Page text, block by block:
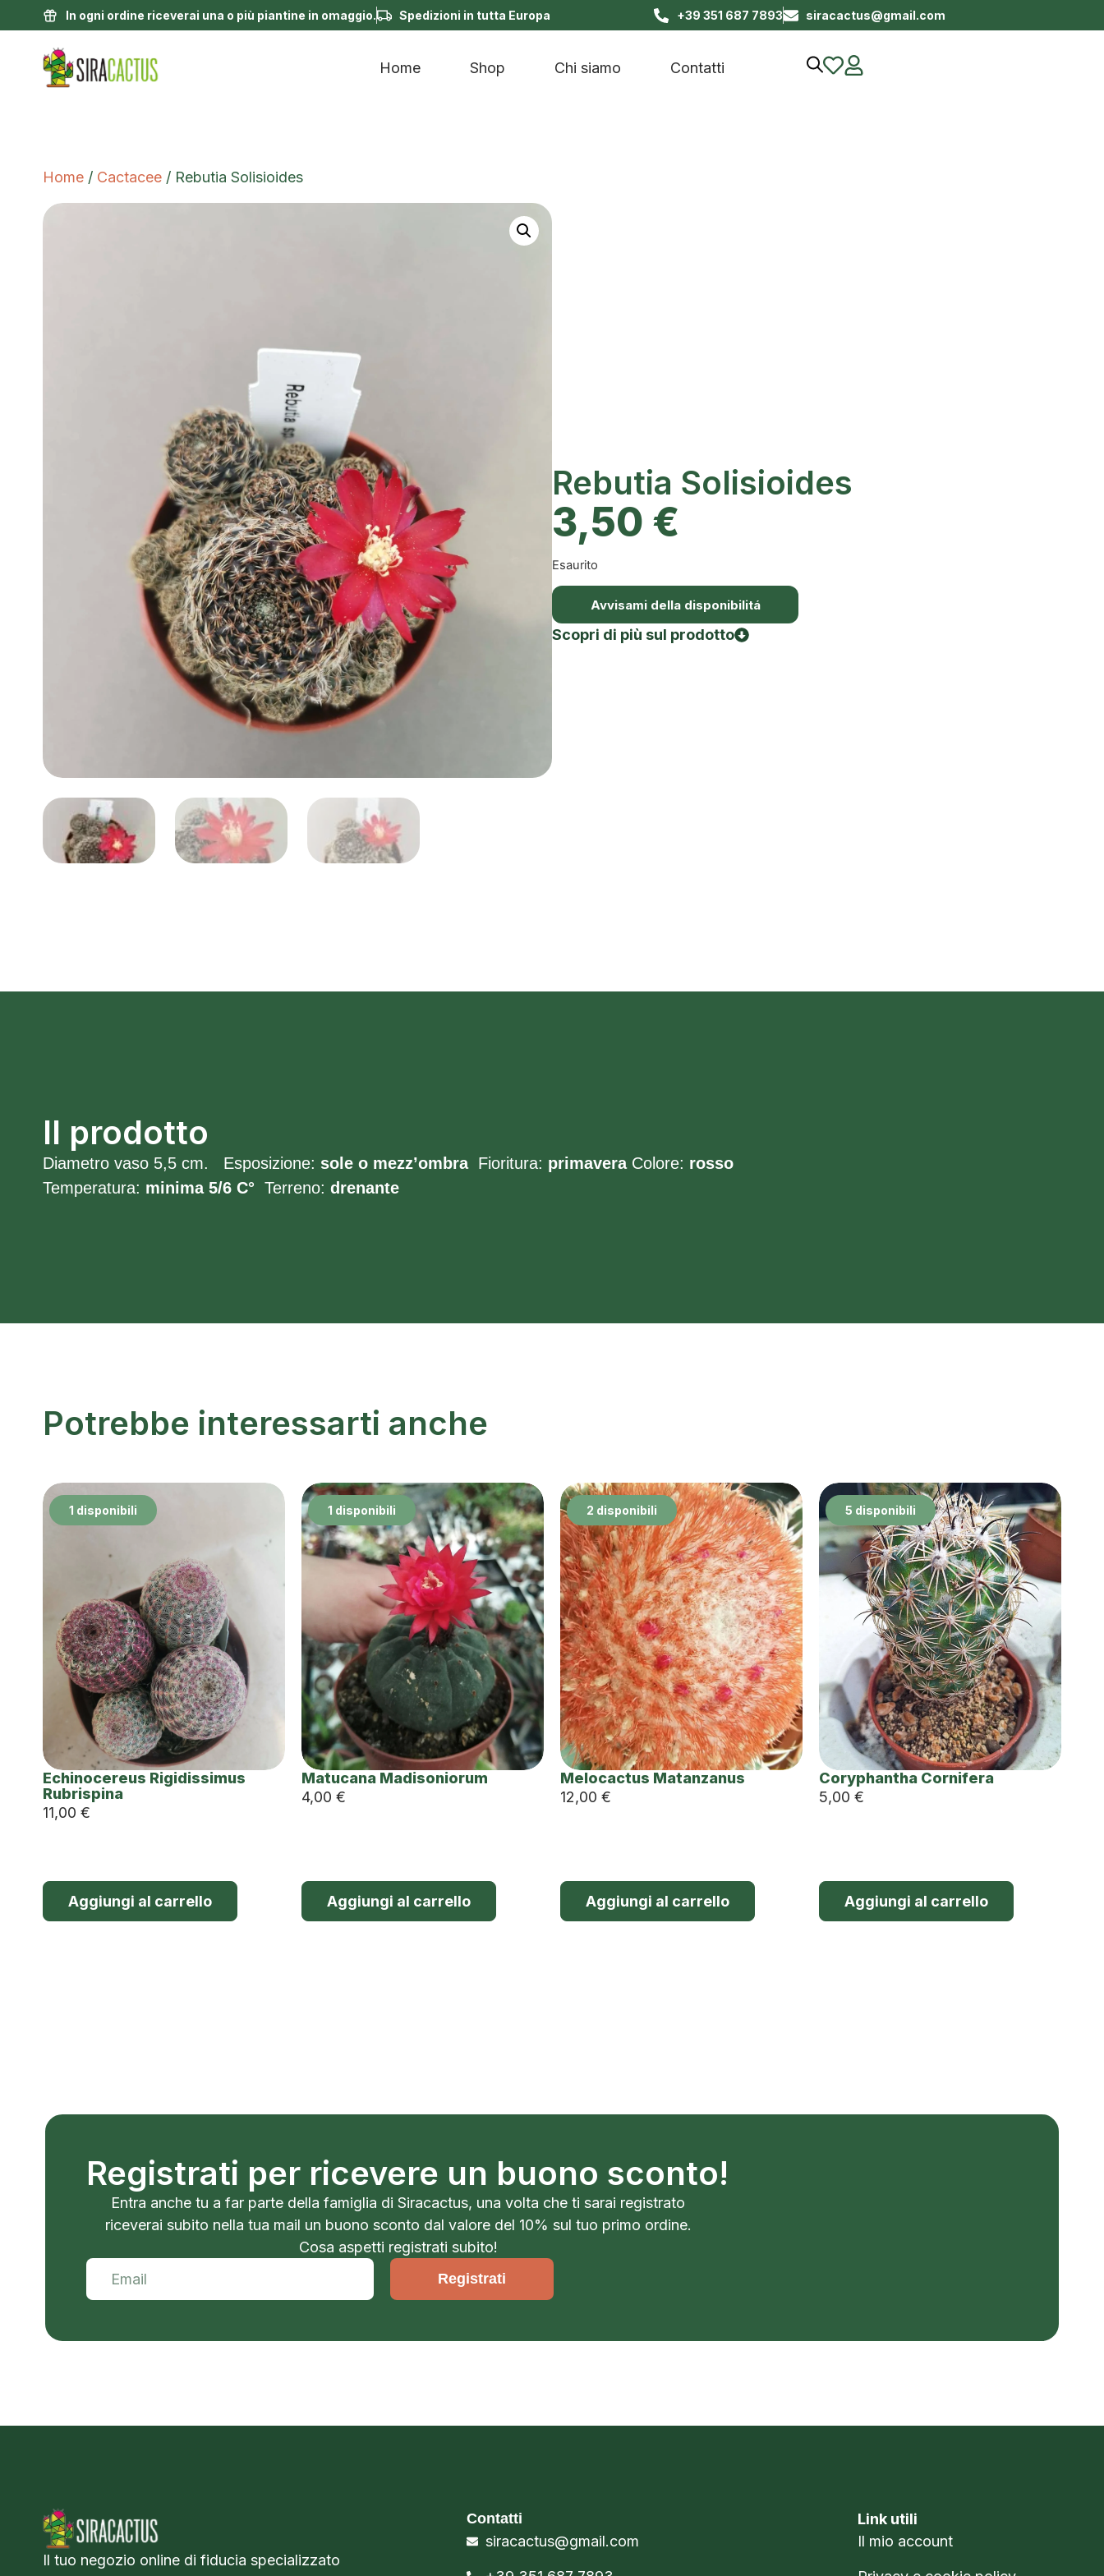
In ogni ordine riceverai una o più piantine in omaggio. Spedizioni in tutta Europa +39 351 687 7893 siracactus@gmail.com
Home Shop Chi siamo Contatti
Home / Cactacee / Rebutia Solisioides
Rebutia Solisioides
3,50 €
Esaurito
Avvisami della disponibilitá
Scopri di più sul prodotto
Il prodotto
Diametro vaso 5,5 cm. Esposizione: sole o mezz’ombra Fioritura: primaveraColore: rosso
Temperatura: minima 5/6 C° Terreno: drenante
Potrebbe interessarti anche
1 disponibili
Echinocereus Rigidissimus
Rubrispina
11,00 €
Aggiungi al carrello
1 disponibili
Matucana Madisoniorum
4,00 €
Aggiungi al carrello
2 disponibili
Melocactus Matanzanus
12,00 €
Aggiungi al carrello
5 disponibili
Coryphantha Cornifera
5,00 €
Aggiungi al carrello
Registrati per ricevere un buono sconto!
Entra anche tu a far parte della famiglia di Siracactus, una volta che ti sarai registrato
riceverai subito nella tua mail un buono sconto dal valore del 10% sul tuo primo ordine.
Cosa aspetti registrati subito!
Registrati
Il tuo negozio online di fiducia specializzato
Contatti
siracactus@gmail.com
Link utili
Il mio account